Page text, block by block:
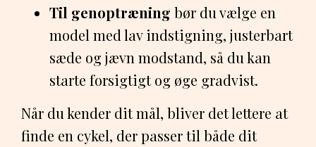
Til genoptræning bør du vælge en
model med lav indstigning, justerbart
sæde og jævn modstand, så du kan
starte forsigtigt og øge gradvist.
Når du kender dit mål, bliver det lettere at
finde en cykel, der passer til både dit